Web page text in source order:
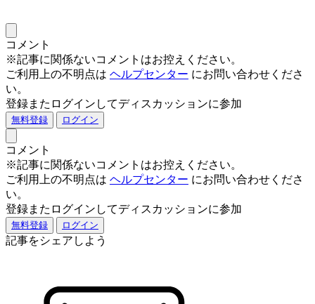
コメント
※記事に関係ないコメントはお控えください。
ご利用上の不明点は ヘルプセンター にお問い合わせくださ
い。
登録またログインしてディスカッションに参加
無料登録 ログイン
コメント
※記事に関係ないコメントはお控えください。
ご利用上の不明点は ヘルプセンター にお問い合わせくださ
い。
登録またログインしてディスカッションに参加
無料登録 ログイン
記事をシェアしよう